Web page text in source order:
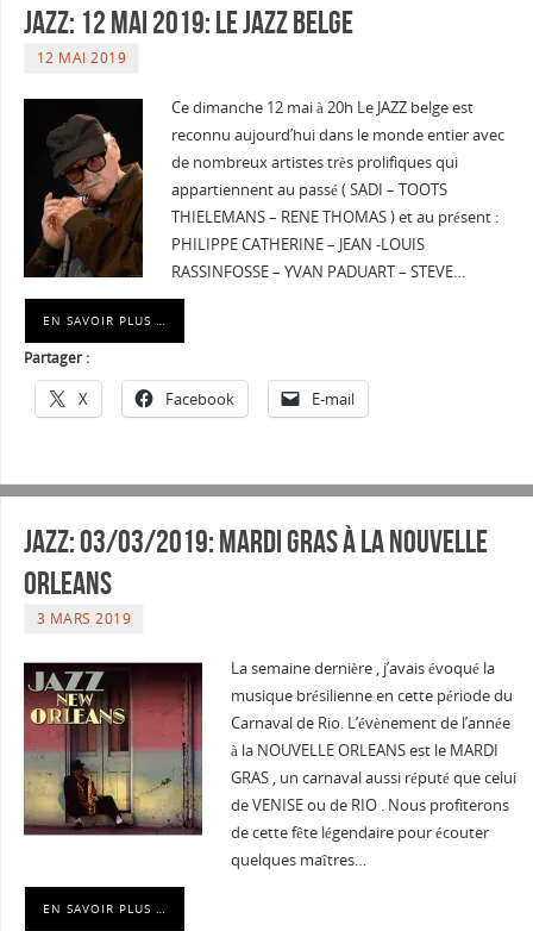
Jazz: 12 mai 2019: le Jazz Belge
12 MAI 2019
Ce dimanche 12 mai à 20h Le JAZZ belge est
reconnu aujourd’hui dans le monde entier avec
de nombreux artistes très prolifiques qui
appartiennent au passé ( SADI – TOOTS
THIELEMANS – RENE THOMAS ) et au présent :
PHILIPPE CATHERINE – JEAN -LOUIS
RASSINFOSSE – YVAN PADUART – STEVE…
EN SAVOIR PLUS …
Partager :
X Facebook E-mail
Jazz: 03/03/2019: Mardi gras à la nouvelle
orleans
3 MARS 2019
La semaine dernière , j’avais évoqué la
musique brésilienne en cette période du
Carnaval de Rio. L’évènement de l’année
à la NOUVELLE ORLEANS est le MARDI
GRAS , un carnaval aussi réputé que celui
de VENISE ou de RIO . Nous profiterons
de cette fête légendaire pour écouter
quelques maîtres…
EN SAVOIR PLUS …